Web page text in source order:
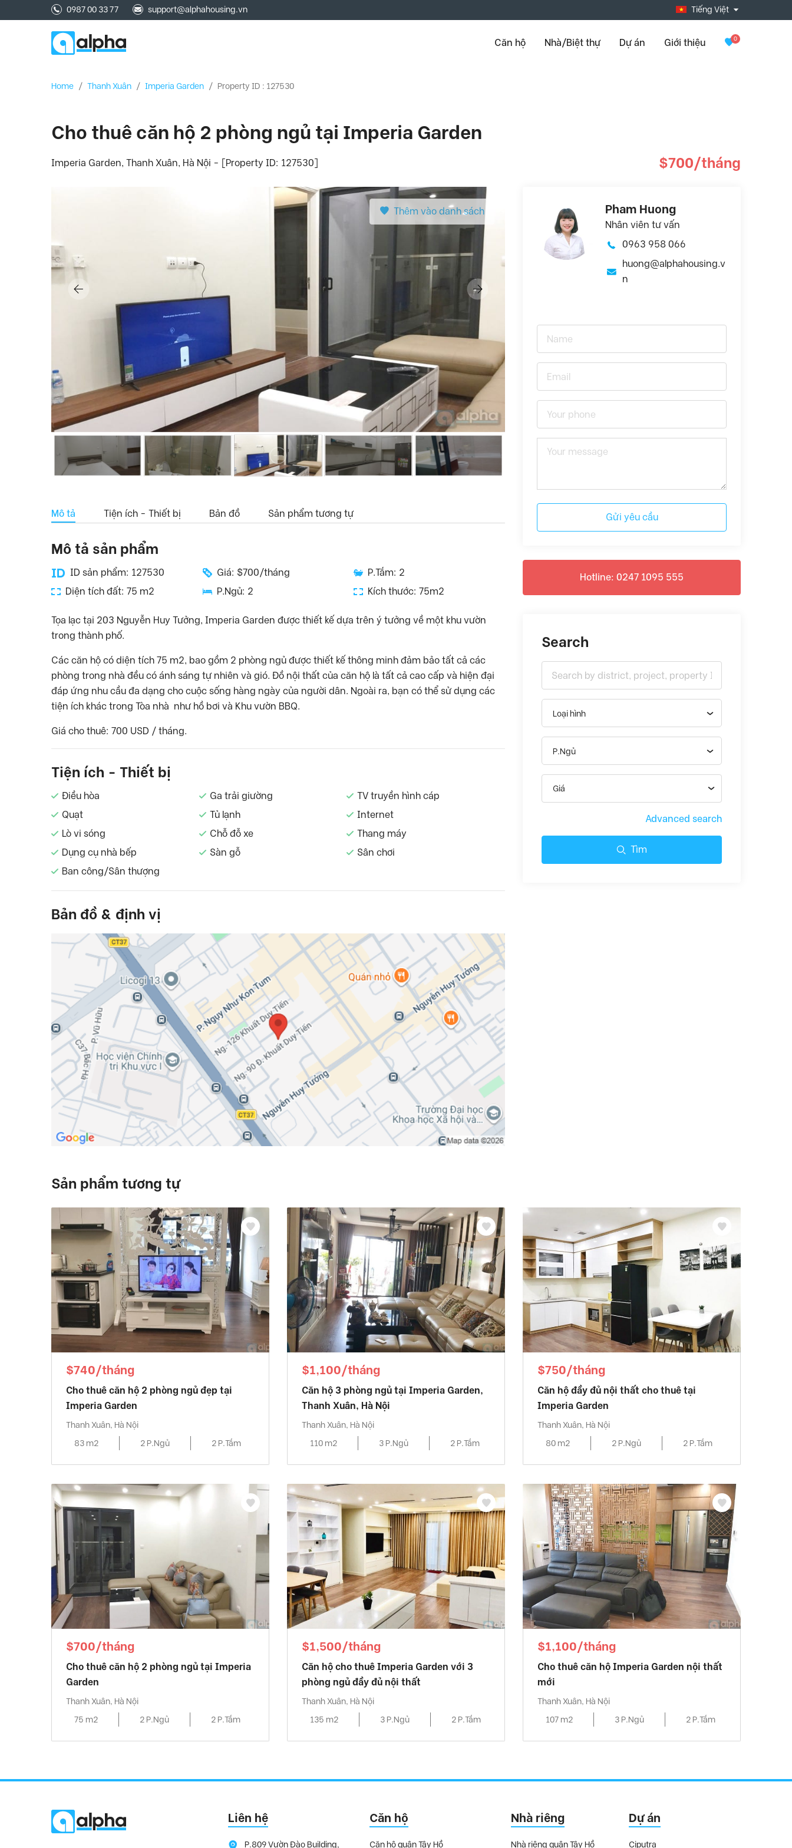
0987 00 33 77 support@alphahousing.vn Tiếng Việt
Căn hộ Nhà/Biệt thự Dự án Giới thiệu 0
Home / Thanh Xuân / Imperia Garden / Property ID : 127530
Cho thuê căn hộ 2 phòng ngủ tại Imperia Garden
Imperia Garden, Thanh Xuân, Hà Nội - [Property ID: 127530] $700/tháng
Thêm vào danh sách
Mô tả Tiện ích - Thiết bị Bản đồ Sản phẩm tương tự
Mô tả sản phẩm
ID sản phẩm: 127530 Giá: $700/tháng
P.Tắm: 2
Diện tích đất: 75 m2
P.Ngủ: 2 Kích thước: 75m2
Tọa lạc tại 203 Nguyễn Huy Tưởng, Imperia Garden được thiết kế dựa trên ý tưởng về một khu vườn
trong thành phố.
Các căn hộ có diện tích 75 m2, bao gồm 2 phòng ngủ được thiết kế thông minh đảm bảo tất cả các
phòng trong nhà đều có ánh sáng tự nhiên và gió. Đồ nội thất của căn hộ là tất cả cao cấp và hiện đại
đáp ứng nhu cầu đa dạng cho cuộc sống hàng ngày của người dân. Ngoài ra, bạn có thể sử dụng các
tiện ích khác trong Tòa nhà như hồ bơi và Khu vườn BBQ.
Giá cho thuê: 700 USD / tháng.
Tiện ích - Thiết bị
Điều hòa Ga trải giường
TV truyền hình cáp
Quạt
Tủ lạnh
Internet
Lò vi sóng
Chỗ đỗ xe
Thang máy
Dụng cụ nhà bếp
Sàn gỗ
Sân chơi
Ban công/Sân thượng
Bản đồ & định vị
Pham Huong
Nhân viên tư vấn
0963 958 066
huong@alphahousing.v
n
Gửi yêu cầu
Hotline: 0247 1095 555
Search
Loại hình
P.Ngủ
Giá
Advanced search
Tìm
Sản phẩm tương tự
$740/tháng
Cho thuê căn hộ 2 phòng ngủ đẹp tại
Imperia Garden
Thanh Xuân, Hà Nội
83 m2
2 P.Ngủ 2 P.Tắm
$1,100/tháng
Căn hộ 3 phòng ngủ tại Imperia Garden,
Thanh Xuân, Hà Nội
Thanh Xuân, Hà Nội
110 m2
3 P.Ngủ 2 P.Tắm
$750/tháng
Căn hộ đầy đủ nội thất cho thuê tại
Imperia Garden
Thanh Xuân, Hà Nội
80 m2
2 P.Ngủ 2 P.Tắm
$700/tháng
Cho thuê căn hộ 2 phòng ngủ tại Imperia
Garden
Thanh Xuân, Hà Nội
75 m2
2 P.Ngủ 2 P.Tắm
$1,500/tháng
Căn hộ cho thuê Imperia Garden với 3
phòng ngủ đầy đủ nội thất
Thanh Xuân, Hà Nội
135 m2
3 P.Ngủ 2 P.Tắm
$1,100/tháng
Cho thuê căn hộ Imperia Garden nội thất
mới
Thanh Xuân, Hà Nội
107 m2
3 P.Ngủ 2 P.Tắm
Liên hệ
P.809 Vườn Đào Building,
Căn hộ
Căn hộ quận Tây Hồ
Nhà riêng
Nhà riêng quận Tây Hồ
Dự án
Ciputra